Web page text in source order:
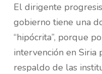
El dirigente
gobierno tiene una
“hipócrita”, porque
intervención en Siria
respaldo de las